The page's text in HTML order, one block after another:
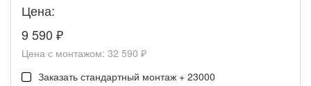
Цена:
9 590 ₽
Цена с монтажом: 32 590 ₽
Заказать стандартный монтаж + 23000